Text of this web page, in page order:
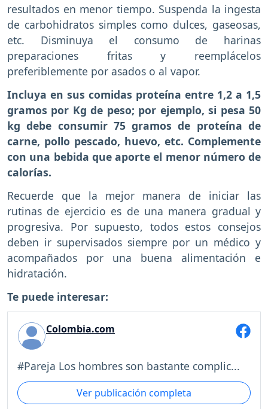
resultados en menor tiempo. Suspenda la ingesta
de carbohidratos simples como dulces, gaseosas,
etc. Disminuya el consumo de harinas
preparaciones fritas y reemplácelos
preferiblemente por asados o al vapor.
Incluya en sus comidas proteína entre 1,2 a 1,5
gramos por Kg de peso; por ejemplo, si pesa 50
kg debe consumir 75 gramos de proteína de
carne, pollo pescado, huevo, etc. Complemente
con una bebida que aporte el menor número de
calorías.
Recuerde que la mejor manera de iniciar las
rutinas de ejercicio es de una manera gradual y
progresiva. Por supuesto, todos estos consejos
deben ir supervisados siempre por un médico y
acompañados por una buena alimentación e
hidratación.
Te puede interesar:
Colombia.com
#Pareja Los hombres son bastante complic...
Ver publicación completa